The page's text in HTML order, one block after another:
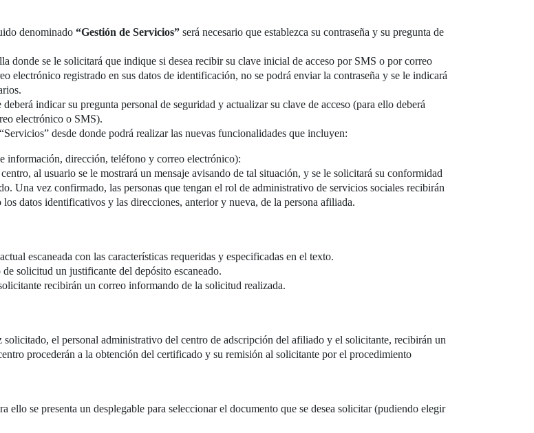
denominado “Gestión de Servicios” será necesario que establezca su contraseña y su pregunta de
donde se le solicitará que indique si desea recibir su clave inicial de acceso por SMS o por correo
electrónico registrado en sus datos de identificación, no se podrá enviar la contraseña y se le indicará
indicar su pregunta personal de seguridad y actualizar su clave de acceso (para ello deberá
electrónico o SMS).
desde donde podrá realizar las nuevas funcionalidades que incluyen:
información, dirección, teléfono y correo electrónico):
al usuario se le mostrará un mensaje avisando de tal situación, y se le solicitará su conformidad
Una vez confirmado, las personas que tengan el rol de administrativo de servicios sociales recibirán
datos identificativos y las direcciones, anterior y nueva, de la persona afiliada.
escaneada con las características requeridas y especificadas en el texto.
solicitud un justificante del depósito escaneado.
recibirán un correo informando de la solicitud realizada.
el personal administrativo del centro de adscripción del afiliado y el solicitante, recibirán un
procederán a la obtención del certificado y su remisión al solicitante por el procedimiento
ello se presenta un desplegable para seleccionar el documento que se desea solicitar (pudiendo elegir